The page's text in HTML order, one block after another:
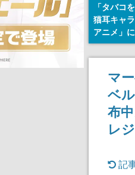
「タバコ
猫耳キャ
アニメ」
から批判
の使用と
含めて、
マ
ベ
布
レ
記